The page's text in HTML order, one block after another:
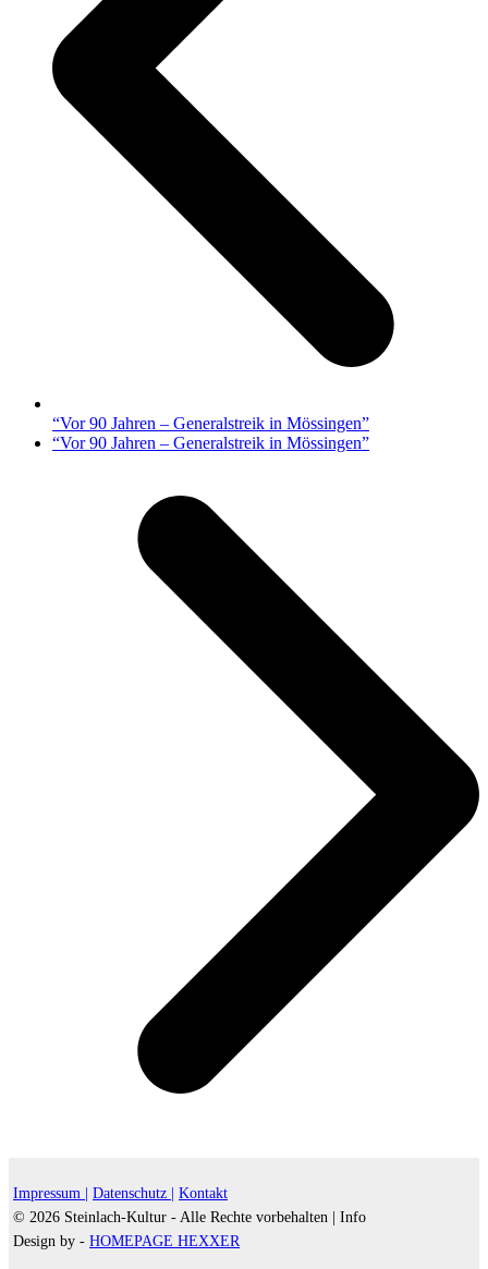
vorheriger
Beitrag:
“Vor 90 Jahren – Generalstreik in Mössingen”
Nächster
“Vor 90 Jahren – Generalstreik in Mössingen”
Impressum | Datenschutz |
Kontakt
© 2026 Steinlach-Kultur - Alle Rechte vorbehalten |
Info
Design by - HOMEPAGE HEXXER